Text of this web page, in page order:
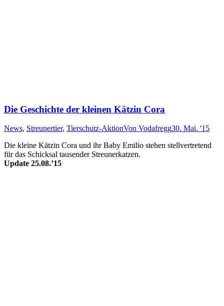
Die Geschichte der kleinen Kätzin Cora
News, Streunertier, Tierschutz-AktionVon Vodafregg30. Mai. '15
Die kleine Kätzin Cora und ihr Baby Emil­io steh­en stell­ver­tret­end
für das Schick­sal tau­sen­der Streu­ner­katz­en.
Update 25.08.’15